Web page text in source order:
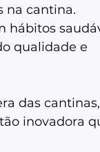
na cantina.
hábitos
qualidade e
das cantinas,
inovadora